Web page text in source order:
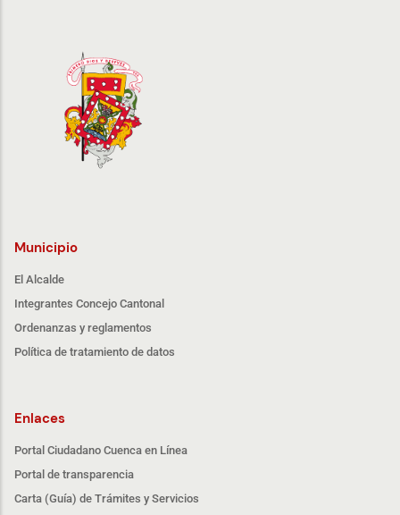
Municipio
El Alcalde
Integrantes Concejo Cantonal
Ordenanzas y reglamentos
Política de tratamiento de datos
Enlaces
Portal Ciudadano Cuenca en Línea
Portal de transparencia
Carta (Guía) de Trámites y Servicios